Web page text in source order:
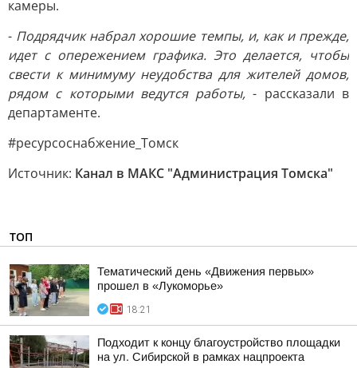
камеры.
- Подрядчик набрал хорошие темпы, и, как и прежде,
идет с опережением графика. Это делается, чтобы
свести к минимуму неудобства для жителей домов,
рядом с которыми ведутся работы,- рассказали в
департаменте.
#ресурсоснабжение_Томск
Источник: Канал в МАКС "Администрация Томска"
ТОП
Тематический день «Движения первых»
прошел в «Лукоморье»
18:21
Подходит к концу благоустройство площадки
на ул. Сибирской в рамках нацпроекта